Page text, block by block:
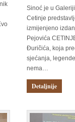
Sinoć je u
Cetinje
izmijenjeno
Pejovića
Đuričića, koja
sjećanja,
nema…
Detaljnije